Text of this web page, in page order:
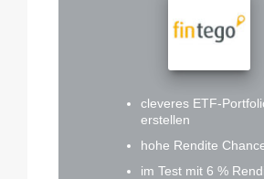
cleveres ETF-
erstellen
hohe Rendite
im Test mit 6 %